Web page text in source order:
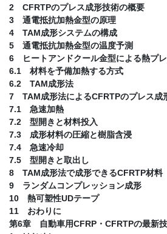
2 CFRTPのプレス成形技術の概要
3 通電抵抗加熱金型の原理
4 TAM成形システムの構成
5 通電抵抗加熱金型の温度予測
6 ヒートアンドクール金型による熱プ
6.1 材料を予備加熱する方式
6.2 TAM成形法
7 TAM成形法によるCFRTPのプレス成
7.1 急速加熱
7.2 型開きと材料投入
7.3 成形材料の圧縮と樹脂含浸
7.4 急速冷却
7.5 型開きと取出し
8 TAM成形法で成形できるCFRTP材料
9 ランダムコンプレッション成形
10 熱可塑性UDテープ
11 おわりに
第6章 自動車用CFRP・CFRTPの最新